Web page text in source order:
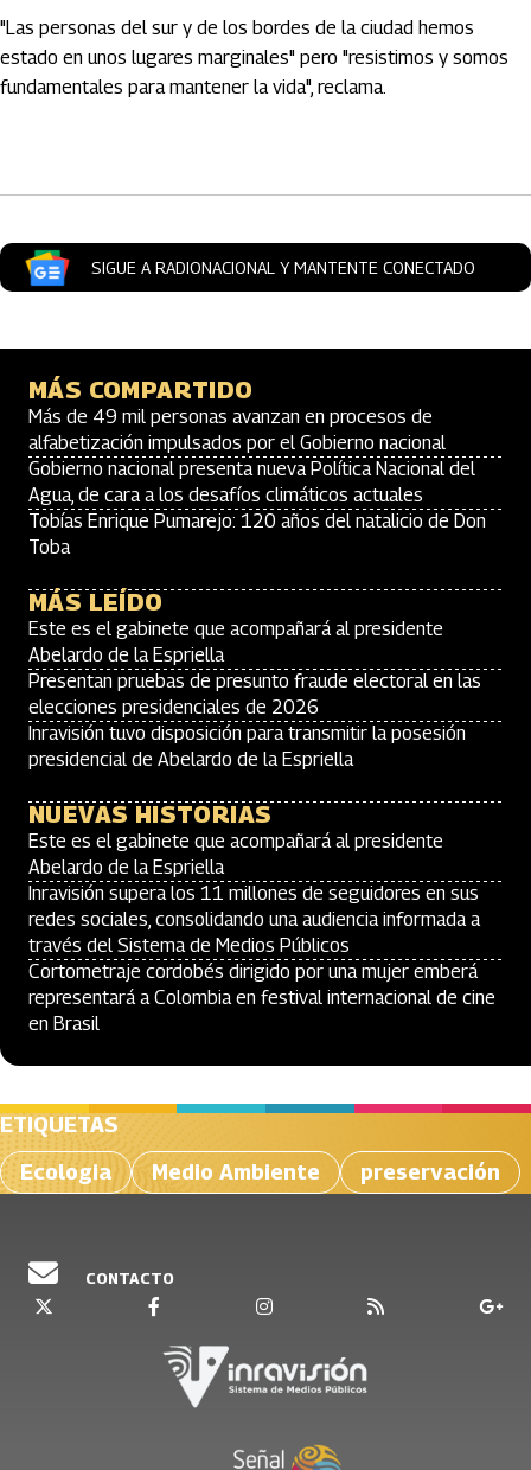
"Las personas del sur y de los bordes de la ciudad hemos
estado en unos lugares marginales" pero "resistimos y somos
fundamentales para mantener la vida", reclama.
SIGUE A RADIONACIONAL Y MANTENTE CONECTADO
MÁS COMPARTIDO
Más de 49 mil personas avanzan en procesos de
alfabetización impulsados por el Gobierno nacional
Gobierno nacional presenta nueva Política Nacional del
Agua, de cara a los desafíos climáticos actuales
Tobías Enrique Pumarejo: 120 años del natalicio de Don
Toba
MÁS LEÍDO
Este es el gabinete que acompañará al presidente
Abelardo de la Espriella
Presentan pruebas de presunto fraude electoral en las
elecciones presidenciales de 2026
Inravisión tuvo disposición para transmitir la posesión
presidencial de Abelardo de la Espriella
NUEVAS HISTORIAS
Este es el gabinete que acompañará al presidente
Abelardo de la Espriella
Inravisión supera los 11 millones de seguidores en sus
redes sociales, consolidando una audiencia informada a
través del Sistema de Medios Públicos
Cortometraje cordobés dirigido por una mujer emberá
representará a Colombia en festival internacional de cine
en Brasil
ETIQUETAS
Ecologia
Medio Ambiente preservación
CONTACTO